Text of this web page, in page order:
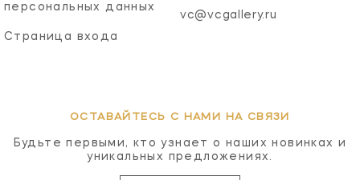
персональных данных
Страница входа
vc@vcgallery.ru
ОСТАВАЙТЕСЬ С НАМИ НА СВЯЗИ
Будьте первыми, кто узнает о наших новинках и
уникальных предложениях.